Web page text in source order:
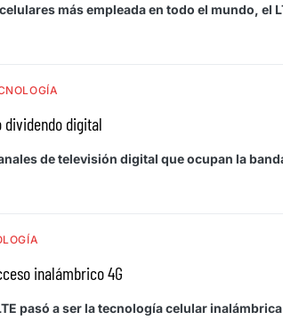
más empleada en todo el mundo, el
dividendo digital
de televisión digital que ocupan la
inalámbrico 4G
pasó a ser la tecnología celular